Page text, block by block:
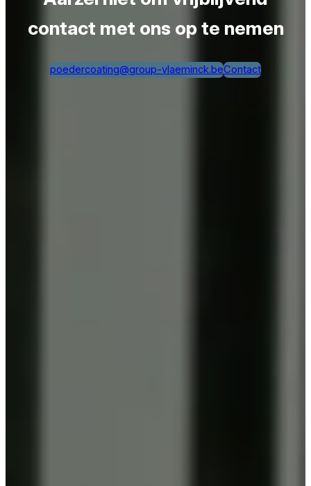
contact met ons op te nemen
poedercoating@group-vlaeminck.beContact